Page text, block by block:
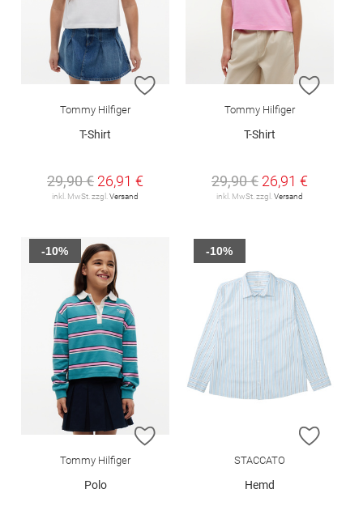
ZUR WUNSCHLISTE HINZUFÜGEN
Tommy Hilfiger
T-Shirt
29,90 € 26,91 €
inkl. MwSt. zzgl. Versand
ZUR
Tommy Hilfiger
T-Shirt
29,90 € 26,91 €
inkl. MwSt. zzgl. Versand
ZUR WUNSCHLISTE HINZUFÜGEN
Tommy Hilfiger
Polo
-10%
ZUR
STACCATO
Hemd
-10%